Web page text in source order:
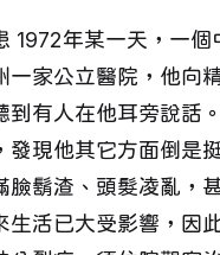
1972年某一天，一個
一家公立醫院，他向
到有人在他耳旁說話
發現他其它方面倒是
臉鬍渣、頭髮凌亂，
生活已大受影響，因